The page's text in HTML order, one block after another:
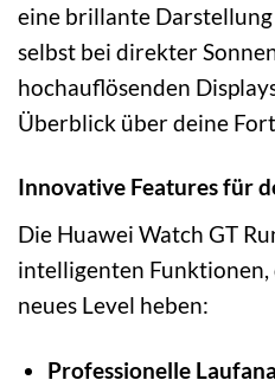
eine brillante
selbst bei direkter
hochauflösenden
Überblick über deine
Innovative Features für
Die Huawei Watch GT
intelligenten Funktionen,
neues Level heben:
Professionelle